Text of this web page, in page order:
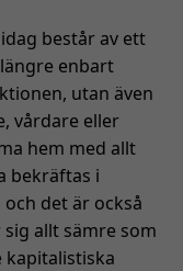
består av ett
enbart
utan även
vårdare eller
hem med allt
bekräftas i
det är också
allt sämre som
kapitalistiska